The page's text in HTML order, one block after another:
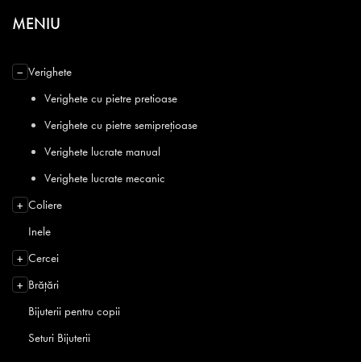
MENIU
− Verighete
Verighete cu pietre pretioase
Verighete cu pietre semiprețioase
Verighete lucrate manual
Verighete lucrate mecanic
+ Coliere
Inele
+ Cercei
+ Brățări
Bijuterii pentru copii
Seturi Bijuterii